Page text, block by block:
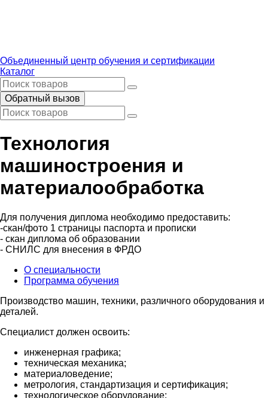
Объединенный центр обучения и сертификации
Каталог
Обратный вызов
Технология
машиностроения и
материалообработка
Для получения диплома необходимо предоставить:
-скан/фото 1 страницы паспорта и прописки
- скан диплома об образовании
- СНИЛС для внесения в ФРДО
О специальности
Программа обучения
Производство машин, техники, различного оборудования и
деталей.
Специалист должен освоить:
инженерная графика;
техническая механика;
материаловедение;
метрология, стандартизация и сертификация;
технологическое оборудование;